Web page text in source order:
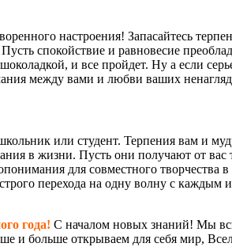
настроения! Запасайтесь
спокойствие и равновесие
и все пройдет. Ну а если
между вами и любви ваших
или студент. Терпения вам и
в жизни. Пусть они получают от
для совместного
перехода на одну волну с
года! С началом новых знаний! Мы
и больше открываем для себя мир,